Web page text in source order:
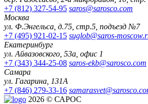
+7 (812) 327-54-95 saros@sarosco.com
Москва
ул. Ф.Энгельса, д.75, стр.5, подъезд №7
+7 (495) 921-02-15 suglob@saros-
Екатеринбург
ул. Айвазовского, 53а, офис 1
+7 (343) 344-25-08 saros-ekb@sarosco.com
Самара
ул. Гагарина, 131А
+7 (846) 279-33-16
2026 © САРОС